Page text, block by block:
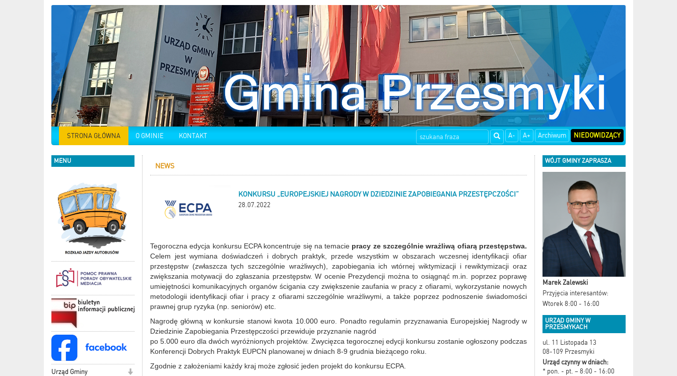
STRONA GŁÓWNA O GMINIE KONTAKT A- A+ Archiwum NIEDOWIDZĄCY
MENU
Urząd Gminy
NEWS
KONKURSU „EUROPEJSKIEJ NAGRODY W DZIEDZINIE ZAPOBIEGANIA PRZESTĘPCZOŚCI”
28.07.2022
Tegoroczna edycja konkursu ECPA koncentruje się na temacie pracy ze szczególnie wrażliwą ofiarą przestępstwa.
Celem jest wymiana doświadczeń i dobrych praktyk, przede wszystkim w obszarach wczesnej identyfikacji ofiar
przestępstw (zwłaszcza tych szczególnie wrażliwych), zapobiegania ich wtórnej wiktymizacji i rewiktymizacji oraz
zwiększania motywacji do zgłaszania przestępstw. W ocenie Prezydencji można to osiągnąć m.in. poprzez poprawę
umiejętności komunikacyjnych organów ścigania czy zwiększenie zaufania w pracy z ofiarami, wykorzystanie nowych
metodologii identyfikacji ofiar i pracy z ofiarami szczególnie wrażliwymi, a także poprzez podnoszenie świadomości
prawnej grup ryzyka (np. seniorów) etc.
Nagrodę główną w konkursie stanowi kwota 10.000 euro. Ponadto regulamin przyznawania Europejskiej Nagrody w
Dziedzinie Zapobiegania Przestępczości przewiduje przyznanie nagród
po 5.000 euro dla dwóch wyróżnionych projektów. Zwycięzca tegorocznej edycji konkursu zostanie ogłoszony podczas
Konferencji Dobrych Praktyk EUPCN planowanej w dniach 8-9 grudnia bieżącego roku.
Zgodnie z założeniami każdy kraj może zgłosić jeden projekt do konkursu ECPA.
WÓJT GMINY ZAPRASZA
Marek Zalewski
Przyjęcia interesantów:
Wtorek 8:00 - 16:00
URZĄD GMINY W
PRZESMYKACH
ul. 11 Listopada 13
08-109 Przesmyki
Urząd czynny w dniach:
* pon. - pt. – 8:00 - 16:00